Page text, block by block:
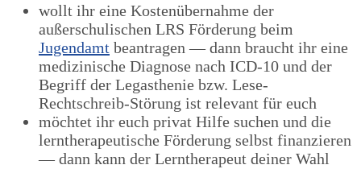
wollt ihr eine Kostenübernahme der
außerschulischen LRS Förderung beim
Jugendamt beantragen — dann braucht ihr eine
medizinische Diagnose nach ICD-10 und der
Begriff der Legasthenie bzw. Lese-
Rechtschreib-Störung ist relevant für euch
möchtet ihr euch privat Hilfe suchen und die
lerntherapeutische Förderung selbst finanzieren
— dann kann der Lerntherapeut deiner Wahl